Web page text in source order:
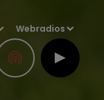
Webradios